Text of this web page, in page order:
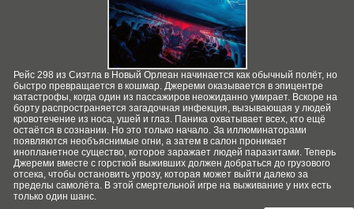
Рейс 298 из Сиэтла в Новый Орлеан начинается как обычный полёт, но
быстро превращается в кошмар. Джереми оказывается в эпицентре
катастрофы, когда один из пассажиров неожиданно умирает. Вскоре на
борту распространяется загадочная инфекция, вызывающая у людей
кровотечение из носа, ушей и глаз. Паника охватывает всех, кто ещё
остаётся в сознании. Но это только начало. За иллюминаторами
появляются необъяснимые огни, а затем в салон проникает
инопланетное существо, которое заражает людей паразитами. Теперь
Джереми вместе с горсткой выживших должен добраться до грузового
отсека, чтобы остановить угрозу, которая может выйти далеко за
пределы самолёта. В этой смертельной игре на выживание у них есть
только один шанс.